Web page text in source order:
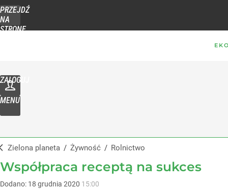
PRZEJDŹ
NA
STRONĘ
ZALOGUJ
MENU
Zielona planeta / Żywność / Rolnictwo
Współpraca receptą na sukces
Dodano: 18 grudnia 2020 15:00